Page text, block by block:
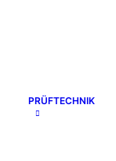
PRÜFTECHNIK